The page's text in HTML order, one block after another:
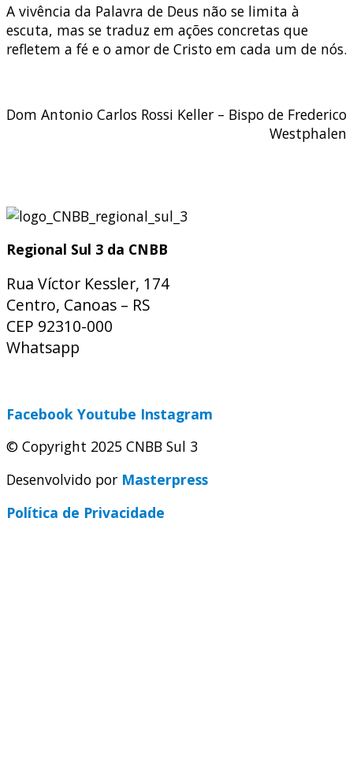
A vivência da Palavra de Deus não se limita à
escuta, mas se traduz em ações concretas que
refletem a fé e o amor de Cristo em cada um de nós.
Dom Antonio Carlos Rossi Keller – Bispo de Frederico
Westphalen
Regional Sul 3 da CNBB
Rua Víctor Kessler, 174
Centro, Canoas – RS
CEP 92310-000
Whatsapp
Facebook Youtube Instagram
© Copyright 2025 CNBB Sul 3
Desenvolvido por Masterpress
Política de Privacidade